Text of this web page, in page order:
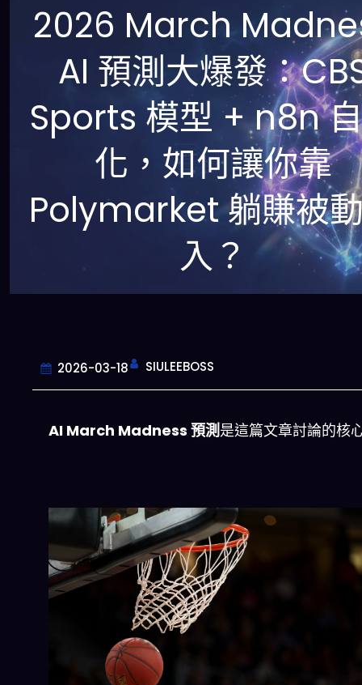
2026 March
AI 預測大爆發：
Sports 模型 + n8n
化，如何讓你靠
Polymarket 躺賺被
入？
2026-03-18 SIULEEBOSS
AI March Madness 預測是這篇文章討論的核